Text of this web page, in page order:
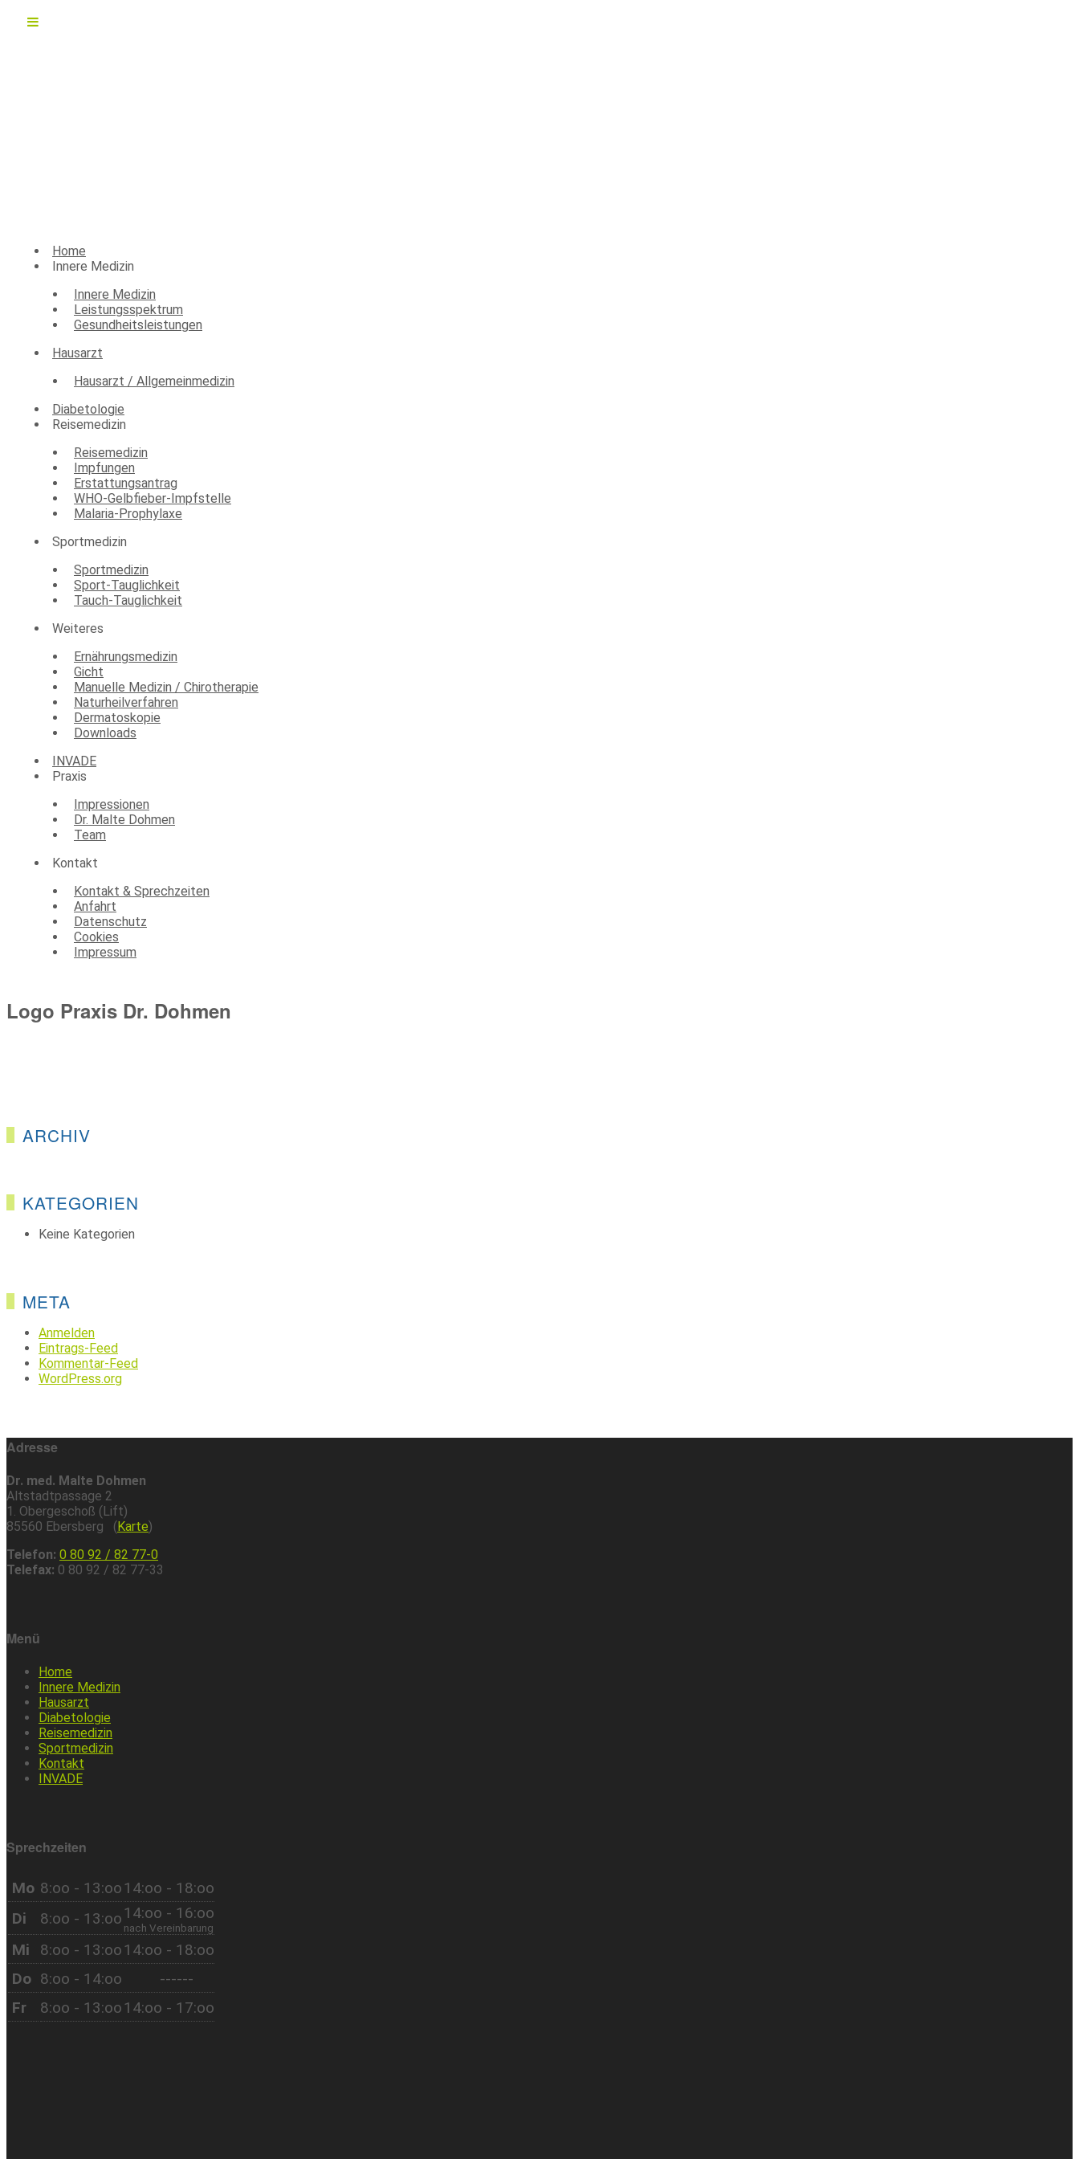
Home
Innere Medizin
Innere Medizin
Leistungsspektrum
Gesundheitsleistungen
Hausarzt
Hausarzt / Allgemeinmedizin
Diabetologie
Reisemedizin
Reisemedizin
Impfungen
Erstattungsantrag
WHO-Gelbfieber-Impfstelle
Malaria-Prophylaxe
Sportmedizin
Sportmedizin
Sport-Tauglichkeit
Tauch-Tauglichkeit
Weiteres
Ernährungsmedizin
Gicht
Manuelle Medizin / Chirotherapie
Naturheilverfahren
Dermatoskopie
Downloads
INVADE
Praxis
Impressionen
Dr. Malte Dohmen
Team
Kontakt
Kontakt & Sprechzeiten
Anfahrt
Datenschutz
Cookies
Impressum
Logo Praxis Dr. Dohmen
ARCHIV
KATEGORIEN
Keine Kategorien
META
Anmelden
Eintrags-Feed
Kommentar-Feed
WordPress.org
Adresse
Dr. med. Malte Dohmen
Altstadtpassage 2
1. Obergeschoß (Lift)
85560 Ebersberg (Karte)
Telefon: 0 80 92 / 82 77-0
Telefax: 0 80 92 / 82 77-33
Menü
Home
Innere Medizin
Hausarzt
Diabetologie
Reisemedizin
Sportmedizin
Kontakt
INVADE
Sprechzeiten
Mo 8:oo - 13:oo14:oo - 18:oo
Di
8:oo - 13:oo14:oo - 16:oo
nach Vereinbarung
Mi 8:oo - 13:oo14:oo - 18:oo
Do 8:oo - 14:oo
------
Fr
8:oo - 13:oo14:oo - 17:oo